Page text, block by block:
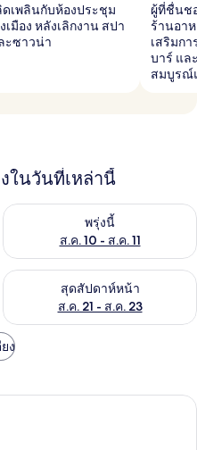
ดเพลินกับห้องประชุม
มือง หลังเลิกงาน สปา
ะซาวน่า
ผู้ที่ชื่นช
ร้านอา
เสริมก
บาร์ แล
สมบูรณ์
ในวันที่เหล่านี้
ส.ค. 9 - ส.ค. 10
พรุ่งนี้
ส.ค. 10 - ส.ค. 11
ตรวจสอบจำนวนห้องพักว่างใน
ดาห์นี้ ส.ค. 14 - ส.ค. 16
สุดสัปดาห์หน้า
ส.ค. 21 - ส.ค. 23
ตรวจสอบจำนวนห้องพักว่างใน
ง